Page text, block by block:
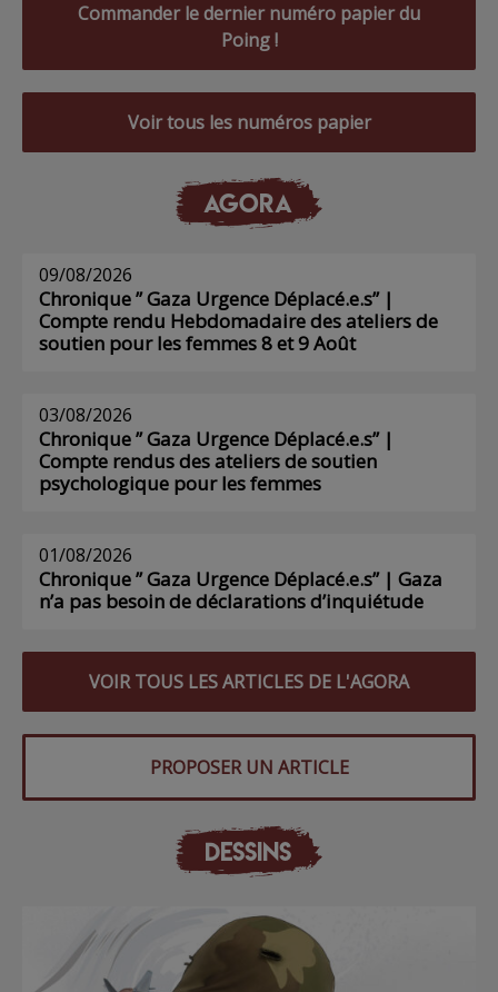
Commander le dernier numéro papier du
Poing !
Voir tous les numéros papier
AGORA
09/08/2026
Chronique ” Gaza Urgence Déplacé.e.s” |
Compte rendu Hebdomadaire des ateliers de
soutien pour les femmes 8 et 9 Août
03/08/2026
Chronique ” Gaza Urgence Déplacé.e.s” |
Compte rendus des ateliers de soutien
psychologique pour les femmes
01/08/2026
Chronique ” Gaza Urgence Déplacé.e.s” | Gaza
n’a pas besoin de déclarations d’inquiétude
VOIR TOUS LES ARTICLES DE L'AGORA
PROPOSER UN ARTICLE
DESSINS